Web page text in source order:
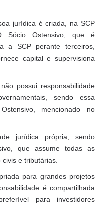
jurídica é criada, na SCP
Sócio Ostensivo, que é
a SCP perante terceiros,
capital e supervisiona
possui responsabilidade
sendo essa
mencionado no
jurídica própria, sendo
que assume todas as
e tributárias.
para grandes projetos
é compartilhada
para investidores